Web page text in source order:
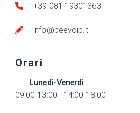
+39 081 19301363
info@beevoip.it
Orari
Lunedì-Venerdì
09:00-13:00 - 14:00-18:00